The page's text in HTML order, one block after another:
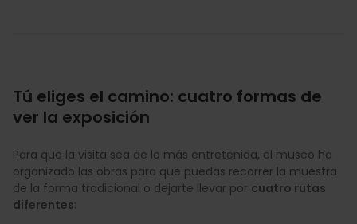
Tú eliges el camino: cuatro formas de
ver la exposición
Para que la visita sea de lo más entretenida, el museo ha
organizado las obras para que puedas recorrer la muestra
de la forma tradicional o dejarte llevar por cuatro rutas
diferentes: